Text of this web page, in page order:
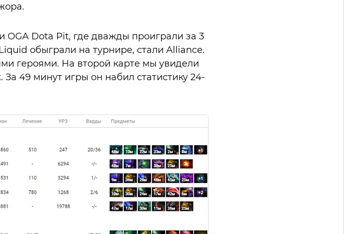
OGA Dota Pit, где дважды проиграли за 3
обыграли на турнире, стали Alliance.
героями. На второй карте мы увидели
49 минут игры он набил статистику 24-